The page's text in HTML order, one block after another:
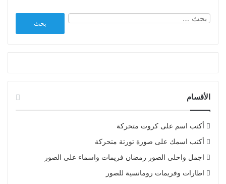
الأقسام
أكتب اسم على كروت متحركة
أكتب اسمك على صورة تورتة متحركة
اجمل واحلى الصور رمضان فريمات واسماء على الصور
اطارات وفريمات رومانسية للصور